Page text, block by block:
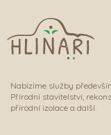
Nabízíme služby
Přírodní stavitelství,
přírodní izolace a další.